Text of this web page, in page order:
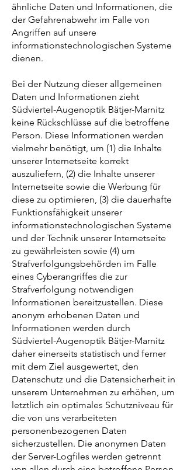
ähnliche Daten und Informationen, die
der Gefahrenabwehr im Falle von
Angriffen auf unsere
informationstechnologischen Systeme
dienen.
Bei der Nutzung dieser allgemeinen
Daten und Informationen zieht
Südviertel-Augenoptik Bätjer-Marnitz
keine Rückschlüsse auf die betroffene
Person. Diese Informationen werden
vielmehr benötigt, um (1) die Inhalte
unserer Internetseite korrekt
auszuliefern, (2) die Inhalte unserer
Internetseite sowie die Werbung für
diese zu optimieren, (3) die dauerhafte
Funktionsfähigkeit unserer
informationstechnologischen Systeme
und der Technik unserer Internetseite
zu gewährleisten sowie (4) um
Strafverfolgungsbehörden im Falle
eines Cyberangriffes die zur
Strafverfolgung notwendigen
Informationen bereitzustellen. Diese
anonym erhobenen Daten und
Informationen werden durch
Südviertel-Augenoptik Bätjer-Marnitz
daher einerseits statistisch und ferner
mit dem Ziel ausgewertet, den
Datenschutz und die Datensicherheit in
unserem Unternehmen zu erhöhen, um
letztlich ein optimales Schutzniveau für
die von uns verarbeiteten
personenbezogenen Daten
sicherzustellen. Die anonymen Daten
der Server-Logfiles werden getrennt